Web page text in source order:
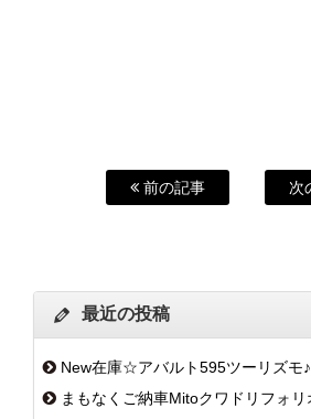
前の記事 次
最近の投稿
New在庫☆アバルト595ツーリズモ
まもなくご納車Mitoクワドリフォ